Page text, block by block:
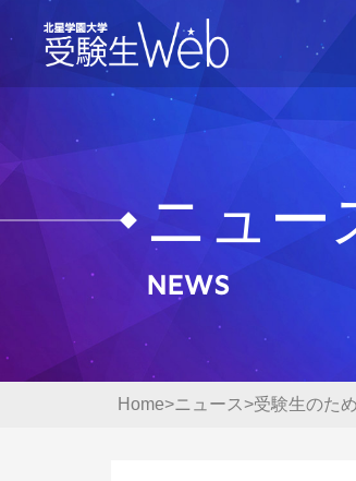
ニュー
News
Home ニュース 受験生のた